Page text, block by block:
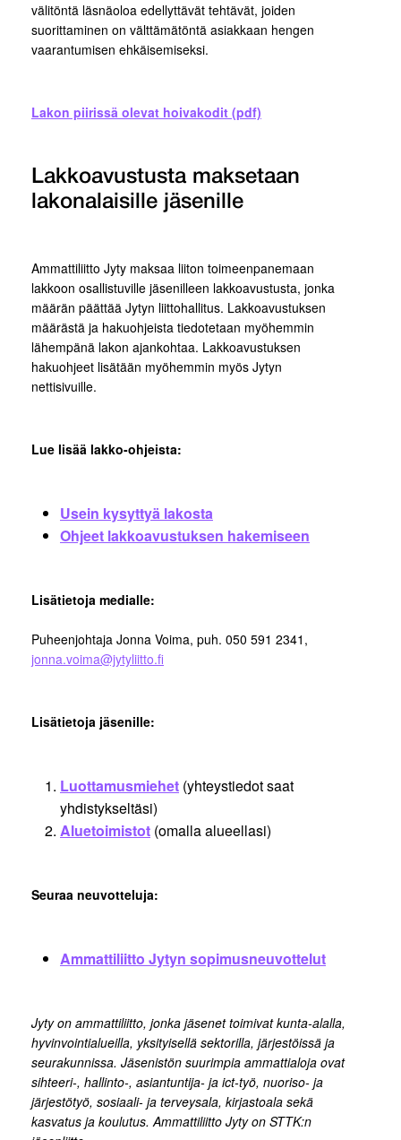
välitöntä läsnäoloa edellyttävät tehtävät, joiden
suorittaminen on välttämätöntä asiakkaan hengen
vaarantumisen ehkäisemiseksi.
Lakon piirissä olevat hoivakodit (pdf)
Lakkoavustusta maksetaan
lakonalaisille jäsenille
Ammattiliitto Jyty maksaa liiton toimeenpanemaan
lakkoon osallistuville jäsenilleen lakkoavustusta, jonka
määrän päättää Jytyn liittohallitus. Lakkoavustuksen
määrästä ja hakuohjeista tiedotetaan myöhemmin
lähempänä lakon ajankohtaa. Lakkoavustuksen
hakuohjeet lisätään myöhemmin myös Jytyn
nettisivuille.
Lue lisää lakko-ohjeista:
Usein kysyttyä lakosta
Ohjeet lakkoavustuksen hakemiseen
Lisätietoja medialle:
Puheenjohtaja Jonna Voima, puh. 050 591 2341,
jonna.voima@jytyliitto.fi
Lisätietoja jäsenille:
Luottamusmiehet (yhteystiedot saat
yhdistykseltäsi)
Aluetoimistot (omalla alueellasi)
Seuraa neuvotteluja:
Ammattiliitto Jytyn sopimusneuvottelut
Jyty on ammattiliitto, jonka jäsenet toimivat kunta-alalla,
hyvinvointialueilla, yksityisellä sektorilla, järjestöissä ja
seurakunnissa. Jäsenistön suurimpia ammattialoja ovat
sihteeri-, hallinto-, asiantuntija- ja ict-työ, nuoriso- ja
järjestötyö, sosiaali- ja terveysala, kirjastoala sekä
kasvatus ja koulutus. Ammattiliitto Jyty on STTK:n